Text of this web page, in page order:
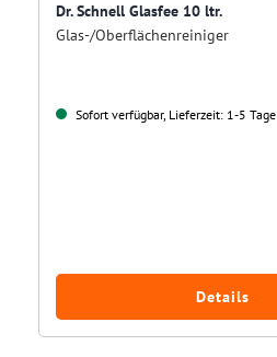
Dr. Schnell Glasfee 10 ltr.
Glas-/Oberflächenreiniger
Sofort verfügbar, Lieferzeit: 1-5 Tage
Details